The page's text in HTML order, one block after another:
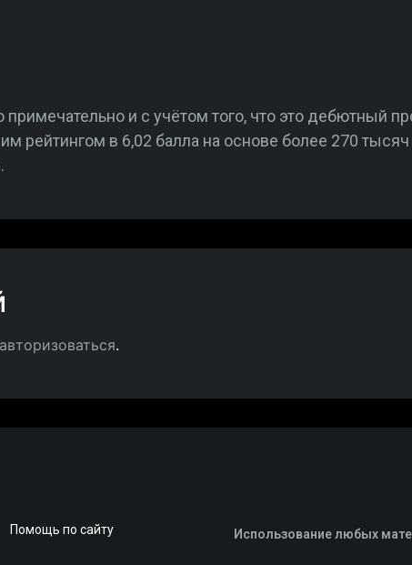
примечательно и с учётом того, что это дебютный
рейтингом в 6,02 балла на основе более 270
авторизоваться.
Помощь по сайту
Использование любых